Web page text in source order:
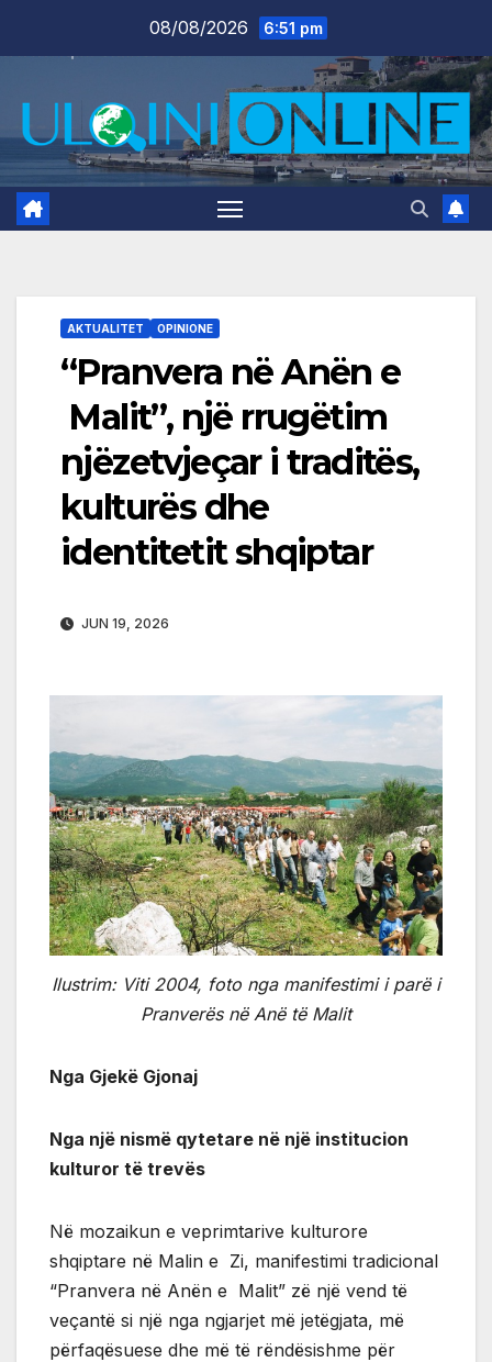
08/08/2026 6:51 pm
AKTUALITET OPINIONE
“Pranvera në Anën e
Malit”, një rrugëtim
njëzetvjeçar i traditës,
kulturës dhe
identitetit shqiptar
JUN 19, 2026
Ilustrim: Viti 2004, foto nga manifestimi i parë i
Pranverës në Anë të Malit
Nga Gjekë Gjonaj
Nga një nismë qytetare në një institucion
kulturor të trevës
Në mozaikun e veprimtarive kulturore
shqiptare në Malin e Zi, manifestimi tradicional
“Pranvera në Anën e Malit” zë një vend të
veçantë si një nga ngjarjet më jetëgjata, më
përfaqësuese dhe më të rëndësishme për